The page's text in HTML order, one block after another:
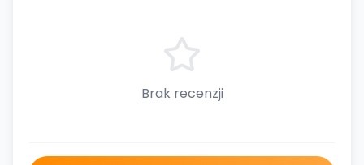
Brak recenzji